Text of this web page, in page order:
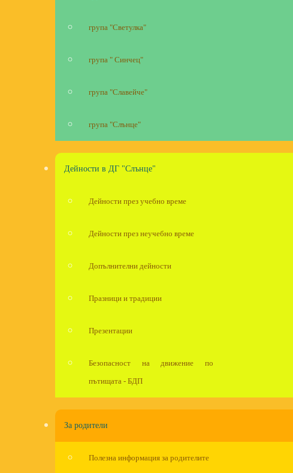
група "Светулка"
група " Синчец"
група "Славейче"
група "Слънце"
Дейности в ДГ "Слънце"
Дейности през учебно време
Дейности през неучебно време
Допълнителни дейности
Празници и традиции
Презентации
Безопасност на движение по
пътищата - БДП
За родители
Полезна информация за родителите